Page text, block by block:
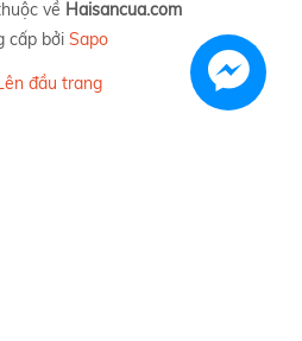
về Haisancua.com
cấp bởi Sapo
đầu trang